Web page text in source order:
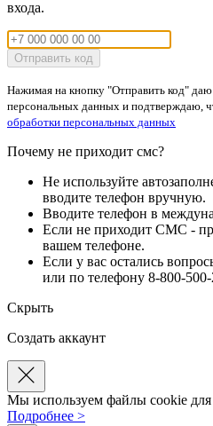
входа.
Отправить код
Нажимая на кнопку "Отправить код" даю
персональных данных и подтверждаю,
обработки персональных данных
Почему не приходит смс?
Не используйте
вводите телефон вручную.
Вводите телефон в
Если не приходит СМС -
вашем телефоне.
Если у вас остались
или по телефону 8-800-
Скрыть
Создать аккаунт
Мы используем файлы cookie для
Подробнее >